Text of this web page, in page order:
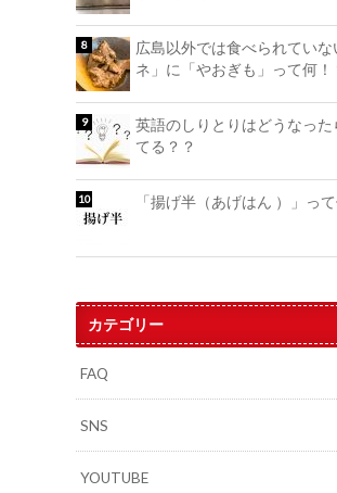
広島以外では食べられていな
ネ」に「やおぎも」って何！
英語のしりとりはどうなった
てる？？
「揚げ半（あげはん ）」っ
カテゴリー
FAQ
SNS
YOUTUBE